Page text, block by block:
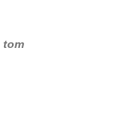
tom